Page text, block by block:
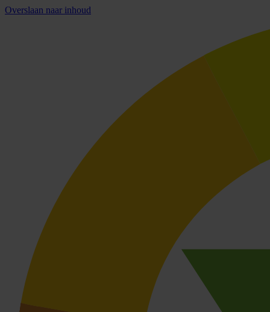
Overslaan naar inhoud